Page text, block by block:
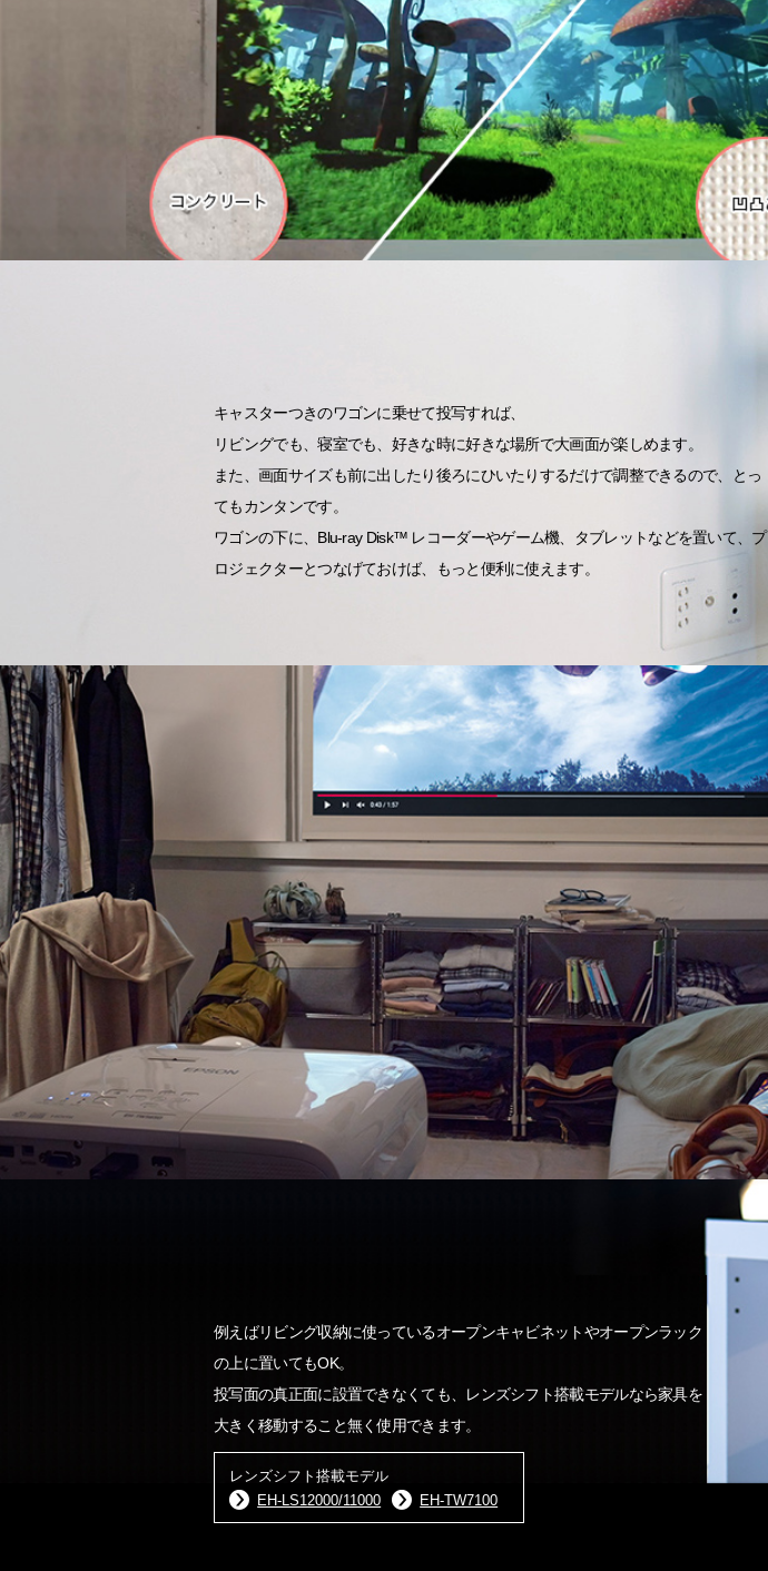
キャスターつきのワゴンに乗せて投写すれば、
リビングでも、寝室でも、好きな時に好きな場所で大画面が楽しめます。
また、画面サイズも前に出したり後ろにひいたりするだけで調整できるので、とっ
てもカンタンです。
ワゴンの下に、Blu-ray Disk™ レコーダーやゲーム機、タブレットなどを置いて、プ
ロジェクターとつなげておけば、もっと便利に使えます。
例えばリビング収納に使っているオープンキャビネットやオープンラック
の上に置いてもOK。
投写面の真正面に設置できなくても、レンズシフト搭載モデルなら家具を
大きく移動すること無く使用できます。
レンズシフト搭載モデル
EH-LS12000/11000
EH-TW7100